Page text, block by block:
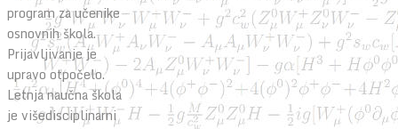
program za učenike
osnovnih škola.
Prijavljivanje je
upravo otpočelo.
Letnja naučna škola
je višedisciplinarni